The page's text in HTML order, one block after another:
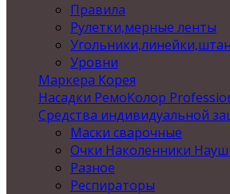
Правила
Рулетки,мерные ленты
Уровни
Маркера Корея
Насадки РемоКолор
Средства индивидуальной
Маски сварочные
Очки Наколенники
Разное
Респираторы